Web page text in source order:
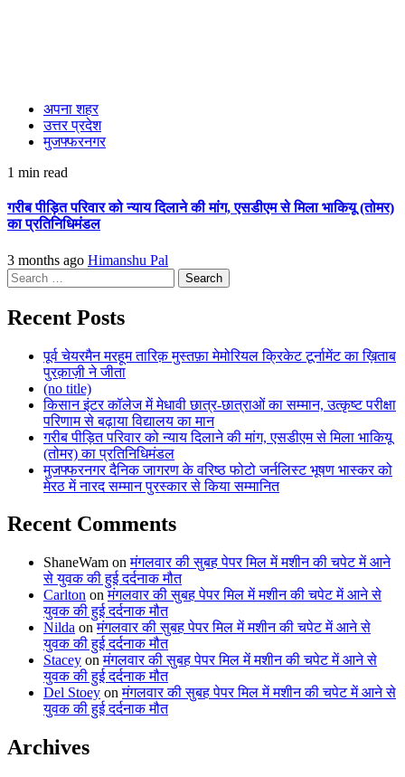
अपना शहर
उत्तर प्रदेश
मुजफ्फरनगर
1 min read
गरीब पीड़ित परिवार को न्याय दिलाने की मांग, एसडीएम से मिला भाकियू (तोमर)
का प्रतिनिधिमंडल
3 months ago Himanshu Pal
Search
for:
Recent Posts
पूर्व चेयरमैन मरहूम तारिक़ मुस्तफ़ा मेमोरियल क्रिकेट टूर्नामेंट का ख़िताब
पुरक़ाज़ी ने जीता
(no title)
किसान इंटर कॉलेज में मेधावी छात्र-छात्राओं का सम्मान, उत्कृष्ट परीक्षा
परिणाम से बढ़ाया विद्यालय का मान
गरीब पीड़ित परिवार को न्याय दिलाने की मांग, एसडीएम से मिला भाकियू
(तोमर) का प्रतिनिधिमंडल
मुजफ्फरनगर दैनिक जागरण के वरिष्ठ फोटो जर्नलिस्ट भूषण भास्कर को
मेरठ में नारद सम्मान पुरस्कार से किया सम्मानित
Recent Comments
ShaneWam onमंगलवार की सुबह पेपर मिल में मशीन की चपेट में आने
से युवक की हुई दर्दनाक मौत
Carlton onमंगलवार की सुबह पेपर मिल में मशीन की चपेट में आने से
युवक की हुई दर्दनाक मौत
Nilda onमंगलवार की सुबह पेपर मिल में मशीन की चपेट में आने से
युवक की हुई दर्दनाक मौत
Stacey onमंगलवार की सुबह पेपर मिल में मशीन की चपेट में आने से
युवक की हुई दर्दनाक मौत
Del Stoey onमंगलवार की सुबह पेपर मिल में मशीन की चपेट में आने से
युवक की हुई दर्दनाक मौत
Archives